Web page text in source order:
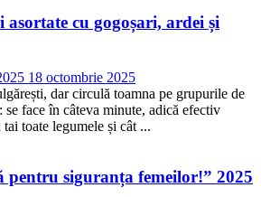
cu gogoșari, ardei și
18 octombrie 2025
dar circulă toamna pe grupurile de
se face în câteva minute, adică efectiv
tai toate legumele și cât ...
siguranța femeilor!” 2025